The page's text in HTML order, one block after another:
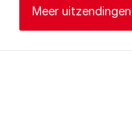
Meer uitzendingen